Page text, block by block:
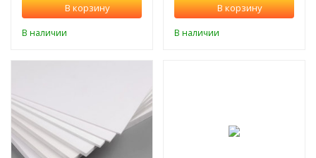
В корзину
В наличии
В корзину
В наличии